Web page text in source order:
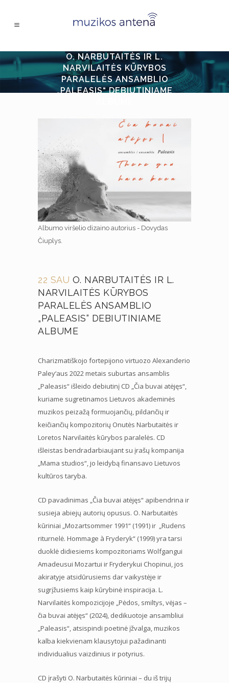
O. NARBUTAITĖS IR L.
NARVILAITĖS KŪRYBOS
PARALELĖS ANSAMBLIO
„PALEASIS“ DEBIUTINIAME
Albumo viršelio dizaino autorius - Dovydas
Čiuplys.
22 SAU O. NARBUTAITĖS IR L.
NARVILAITĖS KŪRYBOS
PARALELĖS ANSAMBLIO
„PALEASIS“ DEBIUTINIAME
ALBUME
Charizmatiškojo fortepijono virtuozo Alexanderio
Paley‘aus 2022 metais suburtas ansamblis
„Paleasis“ išleido debiutinį CD „Čia buvai atėjęs“,
kuriame sugretinamos Lietuvos akademinės
muzikos peizažą formuojančių, pildančių ir
keičiančių kompozitorių Onutės Narbutaitės ir
Loretos Narvilaitės kūrybos paralelės. CD
išleistas bendradarbiaujant su įrašų kompanija
„Mama studios“, jo leidybą finansavo Lietuvos
kultūros taryba.
CD pavadinimas „Čia buvai atėjęs“ apibendrina ir
susieja abiejų autorių opusus. O. Narbutaitės
kūriniai „Mozartsommer 1991“ (1991) ir „Rudens
riturnelė. Hommage à Fryderyk“ (1999) yra tarsi
duoklė didiesiems kompozitoriams Wolfgangui
Amadeusui Mozartui ir Fryderykui Chopinui, jos
akiratyje atsidūrusiems dar vaikystėje ir
sugrįžusiems kaip kūrybinė inspiracija. L.
Narvilaitės kompozicijoje „Pėdos, smiltys, vėjas –
čia buvai atėjęs“ (2024), dedikuotoje ansambliui
„Paleasis“, atsispindi poetinė įžvalga, muzikos
kalba kiekvienam klausytojui pažadinanti
individualius vaizdinius ir potyrius.
CD įrašyti O. Narbutaitės kūriniai – du iš trijų